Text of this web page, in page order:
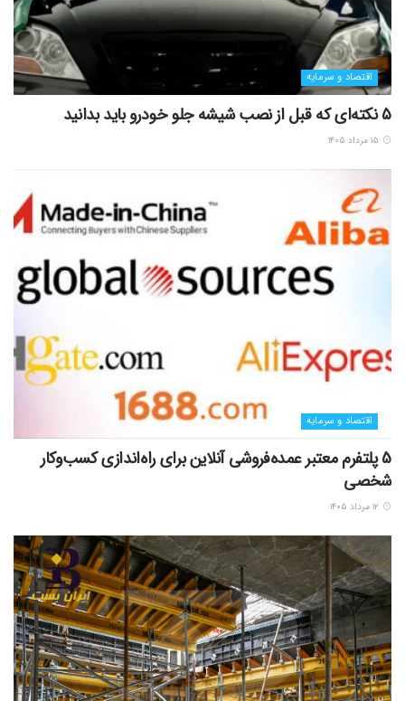
اقتصاد و سرمایه
5 نکته‌ای که قبل از نصب شیشه جلو خودرو باید بدانید
اقتصاد و سرمایه
5 پلتفرم معتبر عمده‌فروشی آنلاین برای راه‌اندازی کسب‌وکار
شخصی